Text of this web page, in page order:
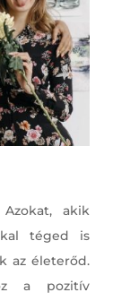
akik
téged is
az életerőd.
a pozitív